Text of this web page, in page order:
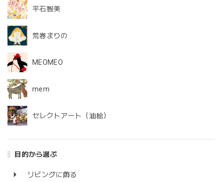
平石智美
荒巻まりの
MEOMEO
mem
セレクトアート（油絵）
目的から選ぶ
リビングに飾る